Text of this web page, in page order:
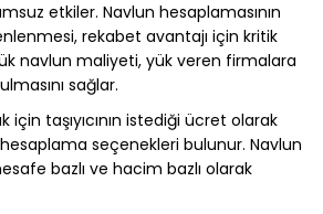
etkiler. Navlun hesaplamasının
rekabet avantajı için kritik
navlun maliyeti, yük veren firmalara
sağlar.
için taşıyıcının istediği ücret olarak
seçenekleri bulunur. Navlun
bazlı ve hacim bazlı olarak